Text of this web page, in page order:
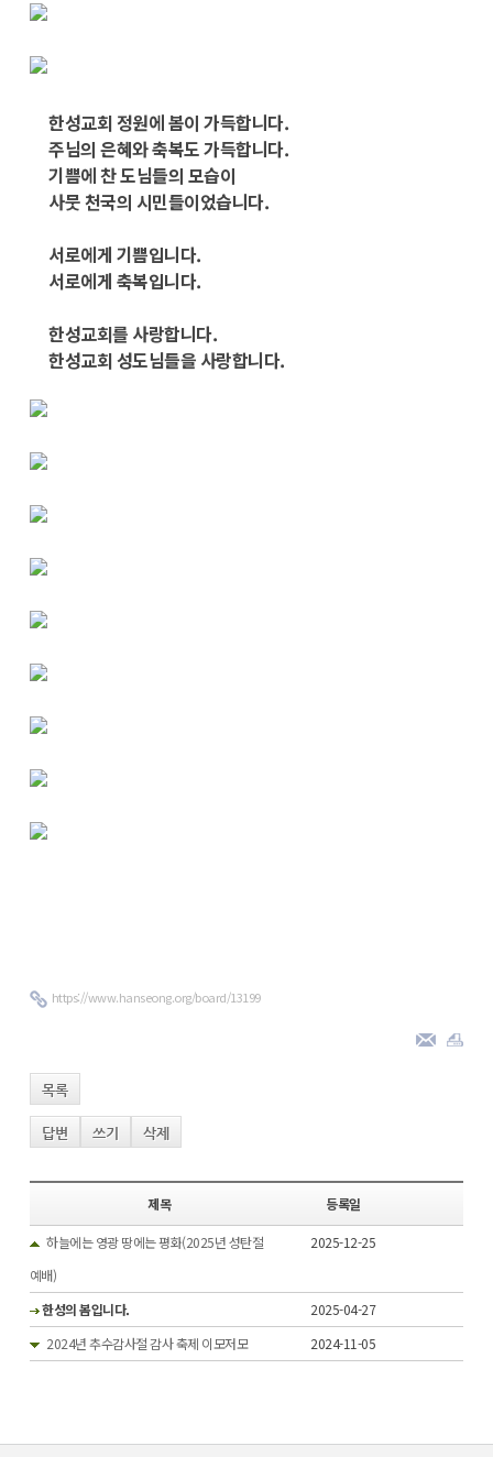
한성교회 정원에 봄이 가득합니다.
주님의 은혜와 축복도 가득합니다.
기쁨에 찬 도님들의 모습이
사뭇 천국의 시민들이었습니다.
서로에게 기쁨입니다.
서로에게 축복입니다.
한성교회를 사랑합니다.
한성교회 성도님들을 사랑합니다.
https://www.hanseong.org/board/13199
목록
답변 쓰기 삭제
제목 등록일
하늘에는 영광 땅에는 평화(2025년 성탄절
예배)
2025-12-25
한성의 봄입니다.
2025-04-27
2024년 추수감사절 감사 축제 이모저모
2024-11-05